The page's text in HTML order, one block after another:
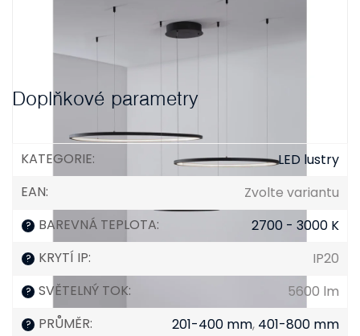
Doplňkové parametry
KATEGORIE:
LED lustry
EAN: Zvolte variantu
? BAREVNÁ TEPLOTA: 2700 - 3000 K
? KRYTÍ IP: IP20
? SVĚTELNÝ TOK: 5600 lm
? PRŮMĚR: 201-400 mm, 401-800 mm